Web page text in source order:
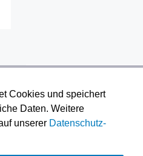
Cookies und speichert
Daten. Weitere
unserer Datenschutz-